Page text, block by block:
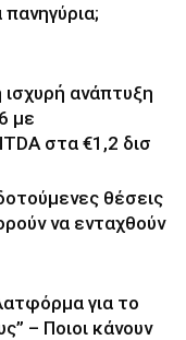
ανάπτυξη
με
στα €1,2 δισ
θέσεις
να ενταχθούν
για το
– Ποιοι κάνουν